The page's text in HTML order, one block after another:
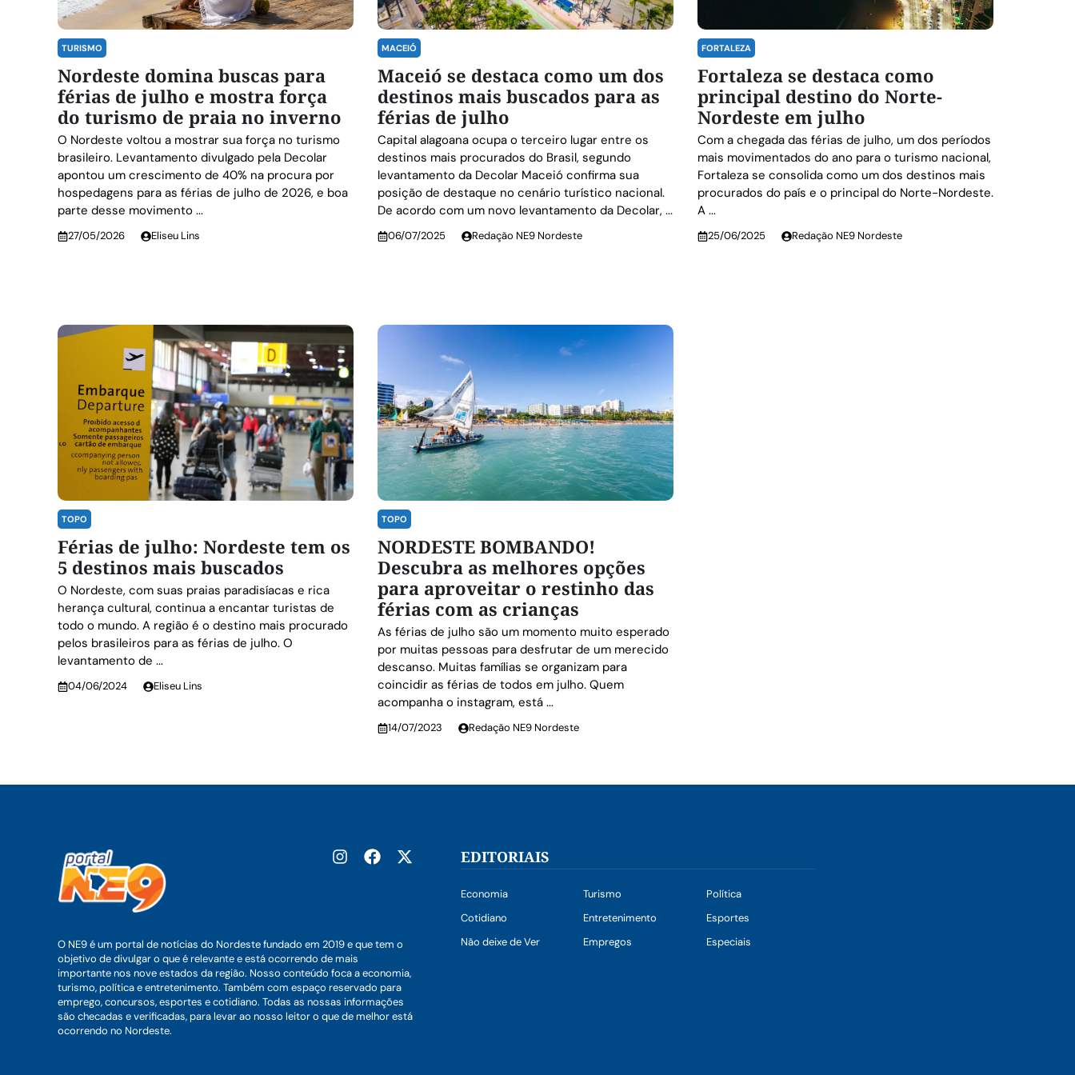
TURISMO
Nordeste domina buscas para
férias de julho e mostra força
do turismo de praia no inverno
O Nordeste voltou a mostrar sua força no turismo
brasileiro. Levantamento divulgado pela Decolar
apontou um crescimento de 40% na procura por
hospedagens para as férias de julho de 2026, e boa
parte desse movimento ...
27/05/2026 Eliseu Lins
MACEIÓ
Maceió se destaca como um dos
destinos mais buscados para as
férias de julho
Capital alagoana ocupa o terceiro lugar entre os
destinos mais procurados do Brasil, segundo
levantamento da Decolar Maceió confirma sua
posição de destaque no cenário turístico nacional.
De acordo com um novo levantamento da Decolar, ...
06/07/2025 Redação NE9 Nordeste
FORTALEZA
Fortaleza se destaca como
principal destino do Norte-
Nordeste em julho
Com a chegada das férias de julho, um dos períodos
mais movimentados do ano para o turismo nacional,
Fortaleza se consolida como um dos destinos mais
procurados do país e o principal do Norte-Nordeste.
A ...
25/06/2025 Redação NE9 Nordeste
TOPO
Férias de julho: Nordeste tem os
5 destinos mais buscados
O Nordeste, com suas praias paradisíacas e rica
herança cultural, continua a encantar turistas de
todo o mundo. A região é o destino mais procurado
pelos brasileiros para as férias de julho. O
levantamento de ...
04/06/2024 Eliseu Lins
TOPO
NORDESTE BOMBANDO!
Descubra as melhores opções
para aproveitar o restinho das
férias com as crianças
As férias de julho são um momento muito esperado
por muitas pessoas para desfrutar de um merecido
descanso. Muitas famílias se organizam para
coincidir as férias de todos em julho. Quem
acompanha o instagram, está ...
14/07/2023 Redação NE9 Nordeste
O NE9 é um portal de notícias do Nordeste fundado em 2019 e que tem o
objetivo de divulgar o que é relevante e está ocorrendo de mais
importante nos nove estados da região. Nosso conteúdo foca a economia,
turismo, política e entretenimento. Também com espaço reservado para
emprego, concursos, esportes e cotidiano. Todas as nossas informações
são checadas e verificadas, para levar ao nosso leitor o que de melhor está
ocorrendo no Nordeste.
EDITORIAIS
Economia Turismo
Política
Cotidiano
Entretenimento
Esportes
Não deixe de Ver
Empregos Especiais